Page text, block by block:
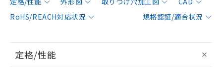
RoHS/REACH対応状況
規格認証/適合状況
定格/性能